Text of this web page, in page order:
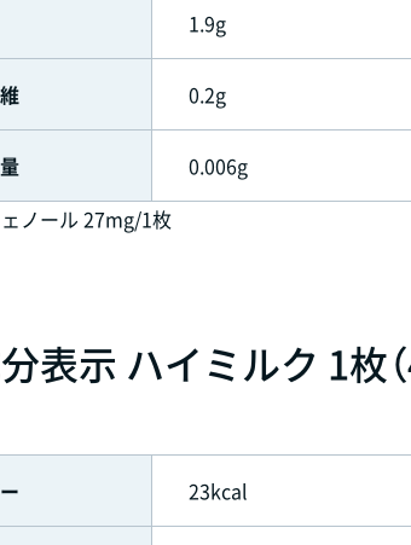
1.9g
0.2g
0.006g
ノール 27mg/1枚
表示 ハイミルク 1枚
23kcal